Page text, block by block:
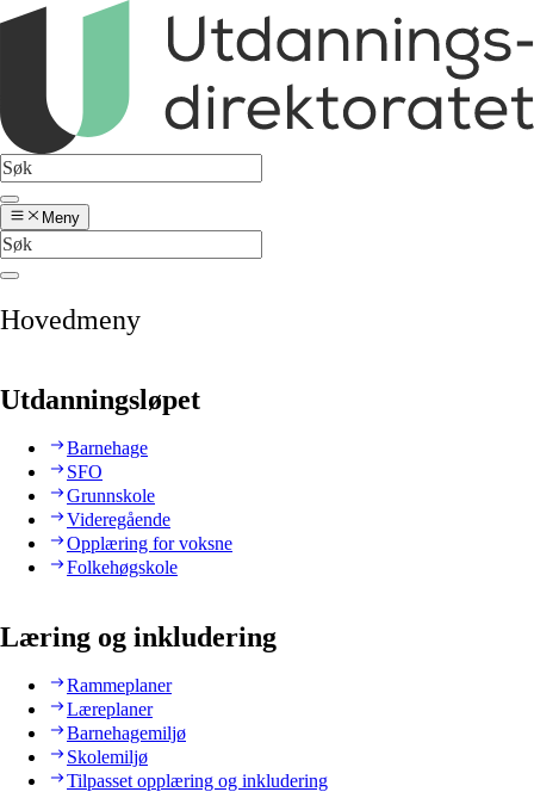
Meny
Hovedmeny
Utdanningsløpet
Barnehage
SFO
Grunnskole
Videregående
Opplæring for voksne
Folkehøgskole
Læring og inkludering
Rammeplaner
Læreplaner
Barnehagemiljø
Skolemiljø
Tilpasset opplæring og inkludering